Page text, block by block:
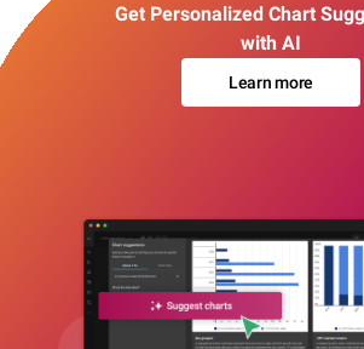
Get Personalized Chart
with AI
Learn more